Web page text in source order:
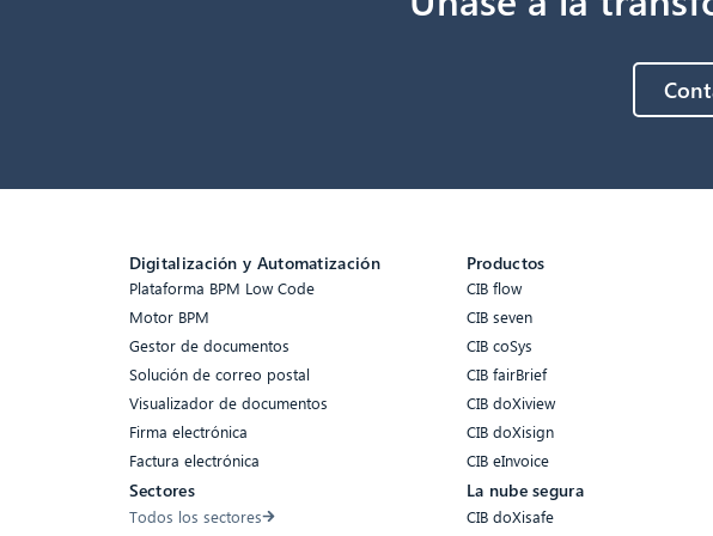
Digitalización y Automatización
Plataforma BPM Low Code
Motor BPM
Gestor de documentos
Solución de correo postal
Visualizador de documentos
Firma electrónica
Factura electrónica
Sectores
Todos los sectores
Productos
CIB flow
CIB seven
CIB coSys
CIB fairBrief
CIB doXiview
CIB doXisign
CIB eInvoice
La nube segura
CIB doXisafe